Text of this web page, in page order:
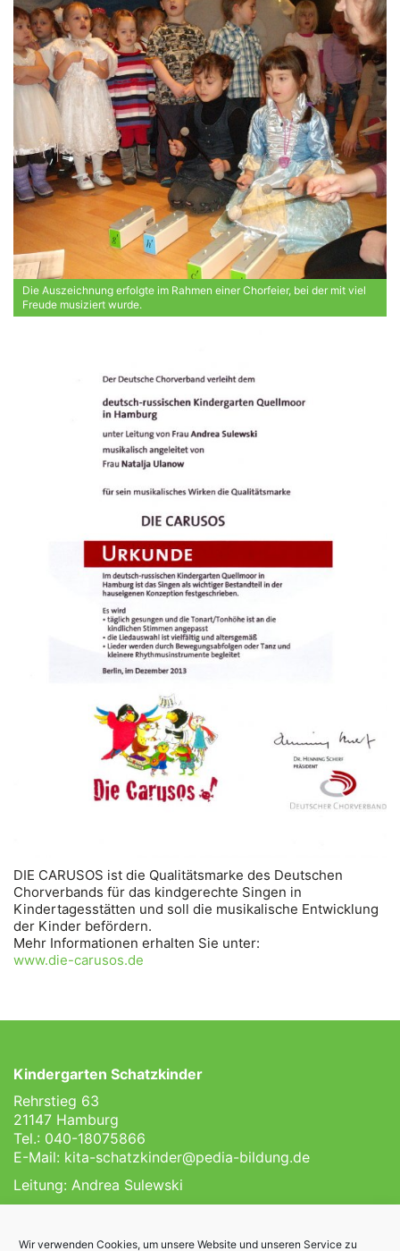
Wir verwenden Cookies, um unsere Website und unseren Service zu
Die Auszeichnung erfolgte im Rahmen einer Chorfeier, bei der mit viel
Freude musiziert wurde.
DIE CARUSOS ist die Qualitätsmarke des Deutschen
Chorverbands für das kindgerechte Singen in
Kindertagesstätten und soll die musikalische Entwicklung
der Kinder befördern.
Mehr Informationen erhalten Sie unter:
www.die-carusos.de
Kindergarten Schatzkinder
Rehrstieg 63
21147 Hamburg
Tel.: 040-18075866
E-Mail: kita-schatzkinder@pedia-bildung.de
Leitung: Andrea Sulewski